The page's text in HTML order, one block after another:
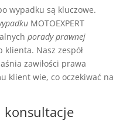
wypadku są kluczowe.
MOTOEXPERT
porady prawnej
Nasz zespół
zawiłości prawa
klient wie, co oczekiwać na
konsultacje